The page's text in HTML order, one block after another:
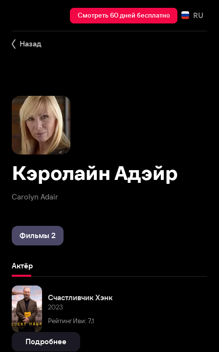
Смотреть 60 дней бесплатно RU
Назад
Carolyn Adair
Кэролайн Адэйр
Фильмы 2
Актёр
Счастливчик Хэнк
2023
Рейтинг Иви: 7,1
Подробнее